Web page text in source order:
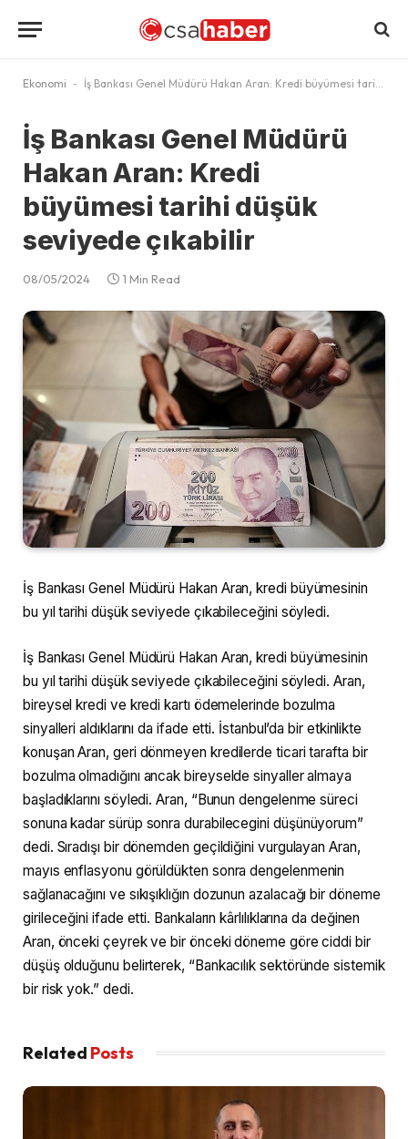
Ekonomi - İş Bankası Genel Müdürü Hakan Aran: Kredi büyümesi tarihi düşük seviyede çıkabilir
İş Bankası Genel Müdürü
Hakan Aran: Kredi
büyümesi tarihi düşük
seviyede çıkabilir
08/05/2024 1 Min Read
İş Bankası Genel Müdürü Hakan Aran, kredi büyümesinin
bu yıl tarihi düşük seviyede çıkabileceğini söyledi.
İş Bankası Genel Müdürü Hakan Aran, kredi büyümesinin
bu yıl tarihi düşük seviyede çıkabileceğini söyledi. Aran,
bireysel kredi ve kredi kartı ödemelerinde bozulma
sinyalleri aldıklarını da ifade etti. İstanbul’da bir etkinlikte
konuşan Aran, geri dönmeyen kredilerde ticari tarafta bir
bozulma olmadığını ancak bireyselde sinyaller almaya
başladıklarını söyledi. Aran, “Bunun dengelenme süreci
sonuna kadar sürüp sonra durabilecegini düşünüyorum”
dedi. Sıradışı bir dönemden geçildiğini vurgulayan Aran,
mayıs enflasyonu görüldükten sonra dengelenmenin
sağlanacağını ve sıkışıklığın dozunun azalacağı bir döneme
girileceğini ifade etti. Bankaların kârlılıklarına da değinen
Aran, önceki çeyrek ve bir önceki döneme göre ciddi bir
düşüş olduğunu belirterek, “Bankacılık sektöründe sistemik
bir risk yok.” dedi.
Related Posts